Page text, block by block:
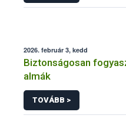
2026. február 3, kedd
Biztonságosan
almák
TOVÁBB >